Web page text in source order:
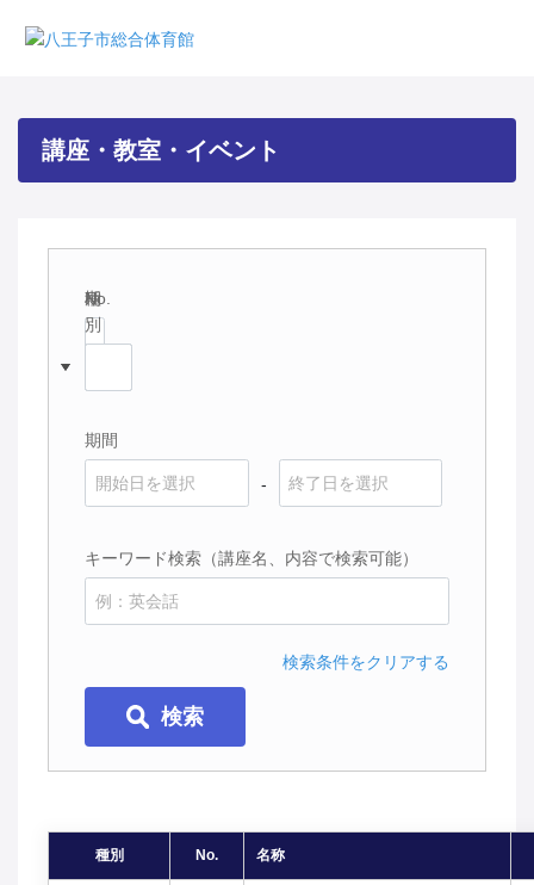
講座・教室・イベント
期
別
No.
種
別
期間
-
キーワード検索（講座名、内容で検索可能）
検索条件をクリアする
検索
種別 No. 名称